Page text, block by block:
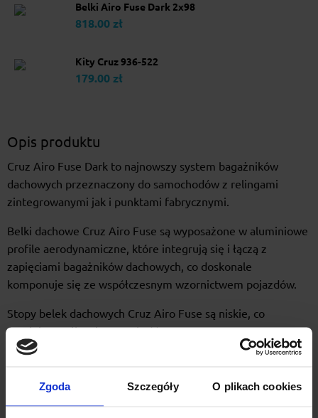
Zgoda Szczegóły O plikach cookies
Belki Airo Fuse Dark 2x98
818.00 zł
Kity Cruz 936-522
179.00 zł
Opis produktu
Cruz Airo Fuse Dark to najnowszy system bagażników
dachowych przeznaczony do samochodów z relingami
zintegrowanymi jak i punktami fabrycznymi.
Belki dachowe Cruz Airo Fuse są wyposażone w aluminiowe
profile aerodynamiczne, które integrują się i łączą z
zapięciami bagażników dachowych, co doskonale
komponuje się ze współczesnym wzornictwem pojazdów.
Stopy belek dachowych Cruz Airo Fuse są niskie, co
zmniejsza całkowitą wysokość zestawu.
Belki dachowe Cruz Airo Fuse są stosowane w połączeniu z
zawierają miękkie gumowe elementy ozdobne pokrywające